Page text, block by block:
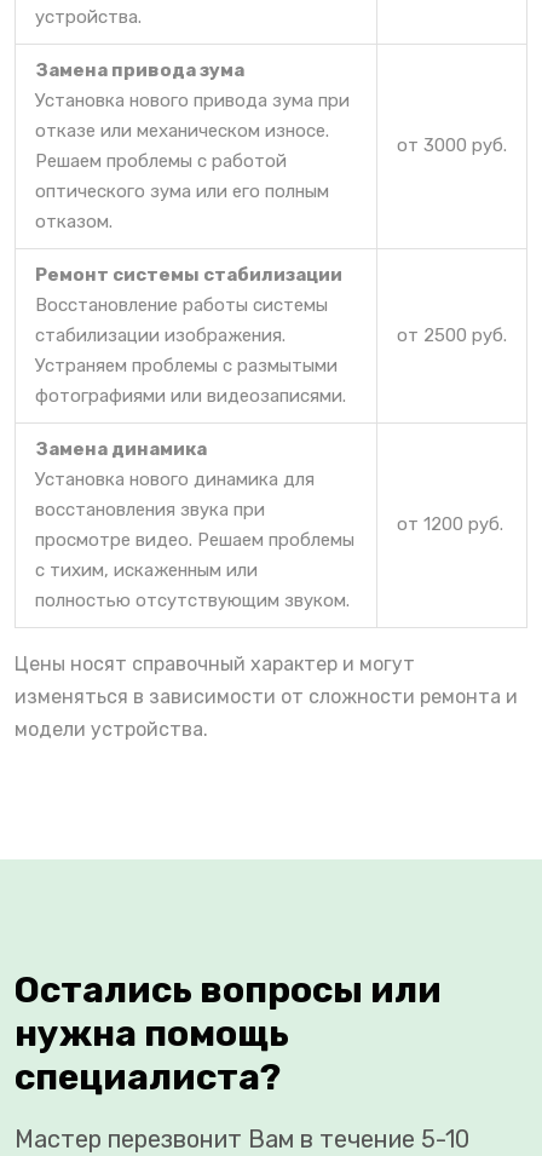
устройства.
Замена привода зума
Установка нового привода зума при
отказе или механическом износе.
Решаем проблемы с работой
оптического зума или его полным
отказом.
от 3000 руб.
Ремонт системы стабилизации
Восстановление работы системы
стабилизации изображения.
Устраняем проблемы с размытыми
фотографиями или видеозаписями.
от 2500 руб.
Замена динамика
Установка нового динамика для
восстановления звука при
просмотре видео. Решаем проблемы
с тихим, искаженным или
полностью отсутствующим звуком.
от 1200 руб.
Цены носят справочный характер и могут
изменяться в зависимости от сложности ремонта и
модели устройства.
Остались вопросы или
нужна помощь
специалиста?
Мастер перезвонит Вам в течение 5-10